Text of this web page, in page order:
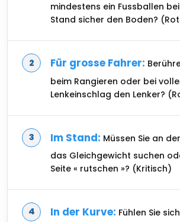
mindestens ein Fussballen
Stand sicher den Boden?
Für grosse Fahrer:
beim Rangieren oder bei
Lenkeinschlag den Lenker?
Im Stand: Müssen Sie an
das Gleichgewicht suchen
Seite « rutschen »? (Kritisch)
In der Kurve: Fühlen Sie